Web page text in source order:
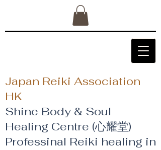
Japan Reiki Association
HK
Shine Body & Soul
Healing Centre (心耀堂)
​Professinal Reiki healing in